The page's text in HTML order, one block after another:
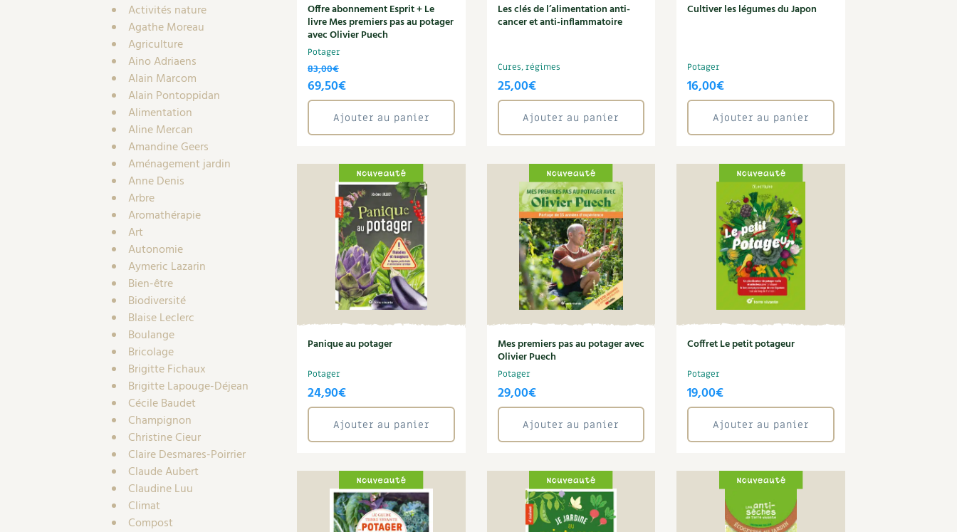
Activités nature
Agathe Moreau
Agriculture
Aino Adriaens
Alain Marcom
Alain Pontoppidan
Alimentation
Aline Mercan
Amandine Geers
Aménagement jardin
Anne Denis
Arbre
Aromathérapie
Art
Autonomie
Aymeric Lazarin
Bien-être
Biodiversité
Blaise Leclerc
Boulange
Bricolage
Brigitte Fichaux
Brigitte Lapouge-Déjean
Cécile Baudet
Champignon
Christine Cieur
Claire Desmares-Poirrier
Claude Aubert
Claudine Luu
Climat
Compost
Offre abonnement Esprit + Le
livre Mes premiers pas au potager
avec Olivier Puech
Potager
83,00€
Le
prix
initial
83,00€.
69,50€Le
prix
actuel
69,50€.
Ajouter au panier
Les clés de l’alimentation anti-
cancer et anti-inflammatoire
Cures, régimes
25,00€
Ajouter au panier
Cultiver les légumes du Japon
Potager
16,00€
Ajouter au panier
Panique au potager
Potager
24,90€
Ajouter au panier
Mes premiers pas au potager avec
Olivier Puech
Potager
29,00€
Ajouter au panier
Coffret Le petit potageur
Potager
19,00€
Ajouter au panier